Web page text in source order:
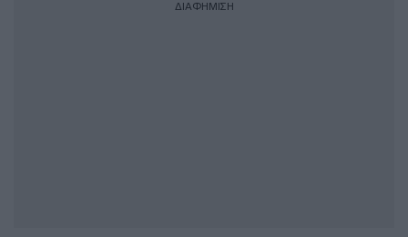
ΔΙΑΦΗΜΙΣΗ